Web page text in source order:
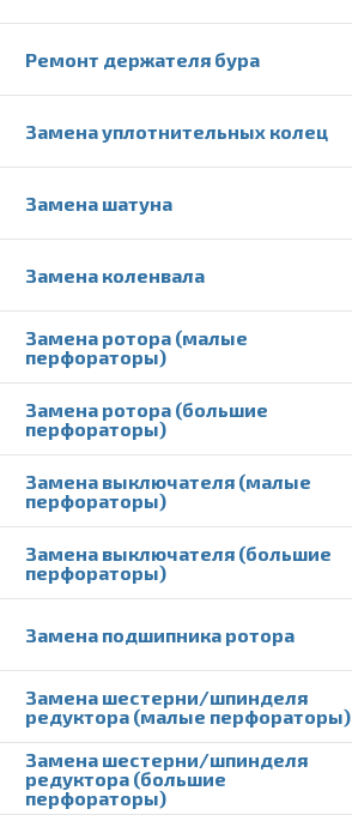
Ремонт держателя бура
Замена уплотнительных колец
Замена шатуна
Замена коленвала
Замена ротора (малые
перфораторы)
Замена ротора (большие
перфораторы)
Замена выключателя (малые
перфораторы)
Замена выключателя (большие
перфораторы)
Замена подшипника ротора
Замена шестерни/шпинделя
редуктора (малые перфораторы)
Замена шестерни/шпинделя
редуктора (большие
перфораторы)